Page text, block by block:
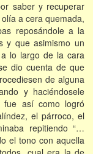
saber y recuperar
a cera quemada,
reposándole a la
y que asimismo un
lo largo de la cara
dio cuenta de que
de alguna
y haciéndosele
así como logró
el párroco, el
repitiendo “…
el tono con aquella